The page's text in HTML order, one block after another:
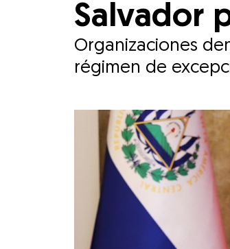
Salvador
Organizaciones
régimen de